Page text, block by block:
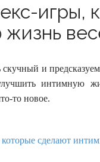
игры,
скучный и
интимную
то новое.